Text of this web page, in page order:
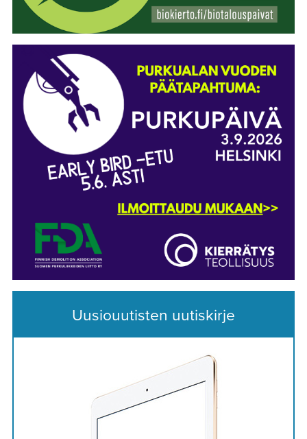
Uusiouutisten uutiskirje